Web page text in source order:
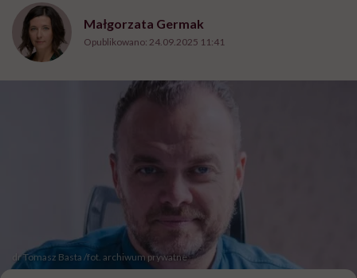
Małgorzata Germak
Opublikowano: 24.09.2025 11:41
dr Tomasz Basta /fot. archiwum prywatne